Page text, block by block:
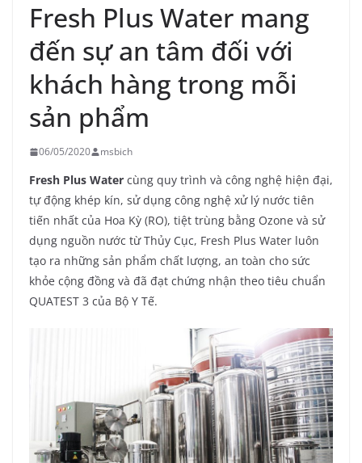
Fresh Plus Water mang
đến sự an tâm đối với
khách hàng trong mỗi
sản phẩm
06/05/2020 msbich
Fresh Plus Water cùng quy trình và công nghệ hiện đại,
tự động khép kín, sử dụng công nghệ xử lý nước tiên
tiến nhất của Hoa Kỳ (RO), tiệt trùng bằng Ozone và sử
dụng nguồn nước từ Thủy Cục, Fresh Plus Water luôn
tạo ra những sản phẩm chất lượng, an toàn cho sức
khỏe cộng đồng và đã đạt chứng nhận theo tiêu chuẩn
QUATEST 3 của Bộ Y Tế.